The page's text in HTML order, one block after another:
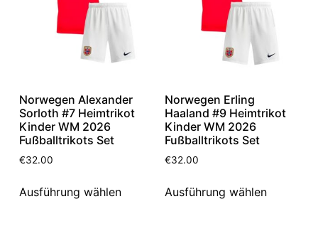
Norwegen Alexander
Sorloth #7 Heimtrikot
Kinder WM 2026
Fußballtrikots Set
€32.00
Ausführung wählen
Norwegen Erling
Haaland #9 Heimtrikot
Kinder WM 2026
Fußballtrikots Set
€32.00
Ausführung wählen